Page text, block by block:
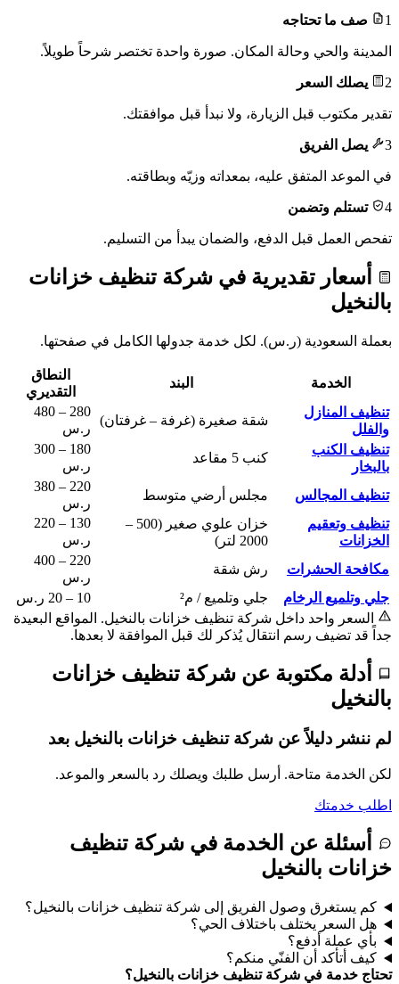
1 صف ما تحتاجه
المدينة والحي وحالة المكان. صورة واحدة تختصر شرحاً طويلاً.
2 يصلك السعر
تقدير مكتوب قبل الزيارة، ولا نبدأ قبل موافقتك.
3 يصل الفريق
في الموعد المتفق عليه، بمعداته وزيّه وبطاقته.
4 تستلم وتضمن
تفحص العمل قبل الدفع، والضمان يبدأ من التسليم.
أسعار تقديرية في شركة تنظيف خزانات
بالنخيل
بعملة السعودية (ر.س). لكل خدمة جدولها الكامل في صفحتها.
الخدمة البند
النطاق
التقديري
تنظيف المنازل
والفلل
شقة صغيرة (غرفة – غرفتان)
280 – 480
ر.س
تنظيف الكنب
بالبخار
كنب 5 مقاعد
180 – 300
ر.س
تنظيف المجالس
مجلس أرضي متوسط
220 – 380
ر.س
تنظيف وتعقيم
الخزانات
خزان علوي صغير (500 –
2000 لتر)
130 – 220
ر.س
مكافحة الحشرات
رش شقة
220 – 400
ر.س
جلي وتلميع الرخام
جلي وتلميع / م²
10 – 20 ر.س
السعر واحد داخل شركة تنظيف خزانات بالنخيل. المواقع البعيدة
جداً قد تضيف رسم انتقال يُذكر لك قبل الموافقة لا بعدها.
أدلة مكتوبة عن شركة تنظيف خزانات
بالنخيل
لم ننشر دليلاً عن شركة تنظيف خزانات بالنخيل بعد
لكن الخدمة متاحة. أرسل طلبك ويصلك رد بالسعر والموعد.
اطلب خدمتك
أسئلة عن الخدمة في شركة تنظيف
خزانات بالنخيل
كم يستغرق وصول الفريق إلى شركة تنظيف خزانات بالنخيل؟
هل السعر يختلف باختلاف الحي؟
بأي عملة أدفع؟
كيف أتأكد أن الفنّي منكم؟
تحتاج خدمة في شركة تنظيف خزانات بالنخيل؟